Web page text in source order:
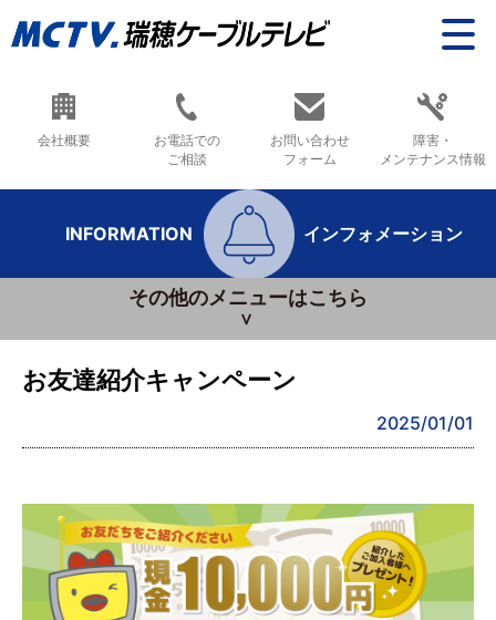
会社概要
お電話での
ご相談
お問い合わせ
フォーム
障害・
メンテナンス情報
INFORMATION インフォメーション
その他のメニューはこちら
お友達紹介キャンペーン
2025/01/01